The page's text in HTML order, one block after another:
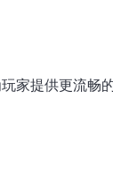
家提供更流畅